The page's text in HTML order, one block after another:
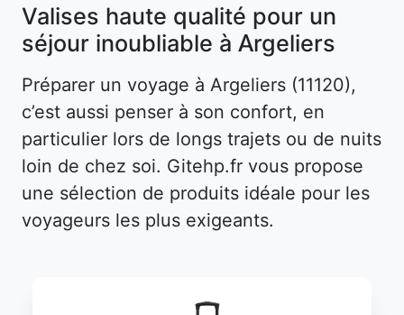
Valises haute qualité pour un
séjour inoubliable à Argeliers
Préparer un voyage à Argeliers (11120),
c’est aussi penser à son confort, en
particulier lors de longs trajets ou de nuits
loin de chez soi. Gitehp.fr vous propose
une sélection de produits idéale pour les
voyageurs les plus exigeants.